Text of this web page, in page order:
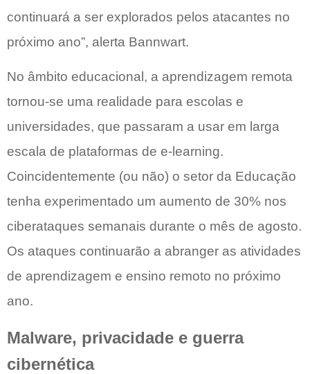
continuará a ser explorados pelos atacantes no
próximo ano”, alerta Bannwart.
No âmbito educacional, a aprendizagem remota
tornou-se uma realidade para escolas e
universidades, que passaram a usar em larga
escala de plataformas de e-learning.
Coincidentemente (ou não) o setor da Educação
tenha experimentado um aumento de 30% nos
ciberataques semanais durante o mês de agosto.
Os ataques continuarão a abranger as atividades
de aprendizagem e ensino remoto no próximo
ano.
Malware, privacidade e guerra
cibernética